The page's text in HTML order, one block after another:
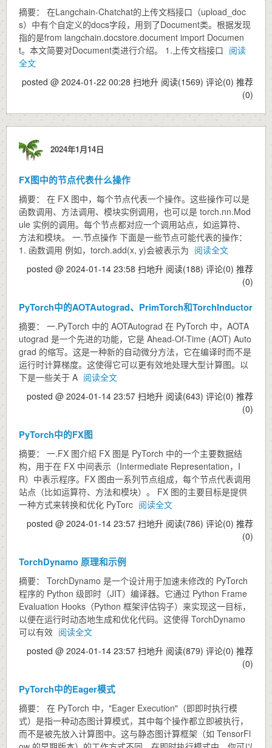
摘要： 在Langchain-Chatchat的上传文档接口（upload_doc
s）中有个自定义的docs字段，用到了Document类。根据发现
指的是from langchain.docstore.document import Documen
t。本文简要对Document类进行介绍。 1.上传文档接口 阅读
全文
posted @ 2024-01-22 00:28 扫地升 阅读(1569) 评论(0) 推荐
(0)
2024年1月14日
FX图中的节点代表什么操作
摘要： 在 FX 图中，每个节点代表一个操作。这些操作可以是
函数调用、方法调用、模块实例调用，也可以是 torch.nn.Mod
ule 实例的调用。每个节点都对应一个调用站点，如运算符、
方法和模块。 一.节点操作 下面是一些节点可能代表的操作：
1. 函数调用 例如，torch.add(x, y)会被表示为 阅读全文
posted @ 2024-01-14 23:58 扫地升 阅读(188) 评论(0) 推荐
(0)
PyTorch中的AOTAutograd、PrimTorch和TorchInductor
摘要： 一.PyTorch 中的 AOTAutograd 在 PyTorch 中，AOTA
utograd 是一个先进的功能，它是 Ahead-Of-Time (AOT) Auto
grad 的缩写。这是一种新的自动微分方法，它在编译时而不是
运行时计算梯度。这使得它可以更有效地处理大型计算图。以
下是一些关于 A 阅读全文
posted @ 2024-01-14 23:57 扫地升 阅读(643) 评论(0) 推荐
(0)
PyTorch中的FX图
摘要： 一.FX 图介绍 FX 图是 PyTorch 中的一个主要数据结
构，用于在 FX 中间表示（Intermediate Representation，I
R）中表示程序。FX 图由一系列节点组成，每个节点代表调用
站点（比如运算符、方法和模块）。 FX 图的主要目标是提供
一种方式来转换和优化 PyTorc 阅读全文
posted @ 2024-01-14 23:57 扫地升 阅读(786) 评论(0) 推荐
(0)
TorchDynamo 原理和示例
摘要： TorchDynamo 是一个设计用于加速未修改的 PyTorch
程序的 Python 级即时（JIT）编译器。它通过 Python Frame
Evaluation Hooks（Python 框架评估钩子）来实现这一目标，
以便在运行时动态地生成和优化代码。这使得 TorchDynamo
可以有效 阅读全文
posted @ 2024-01-14 23:57 扫地升 阅读(879) 评论(0) 推荐
(0)
PyTorch中的Eager模式
摘要： 在 PyTorch 中，"Eager Execution"（即即时执行模
式）是指一种动态图计算模式，其中每个操作都立即被执行，
而不是被先放入计算图中。这与静态图计算框架（如 TensorFl